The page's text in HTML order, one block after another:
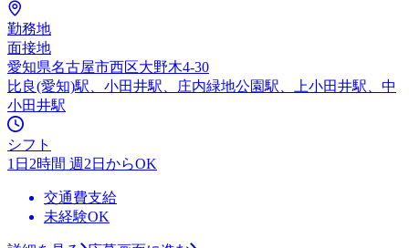
勤務地
面接地
愛知県名古屋市西区大野木4-30
比良(愛知)駅、小田井駅、庄内緑地公園駅、上小田井駅、中
小田井駅
シフト
1日2時間 週2日からOK
交通費支給
未経験OK